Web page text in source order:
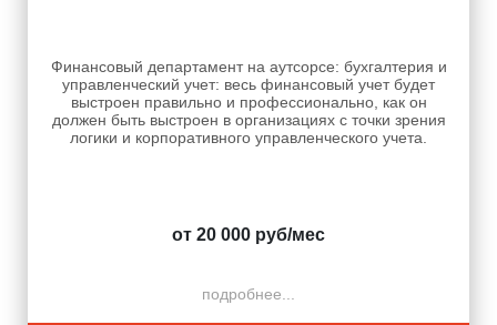
Финансовый департамент на аутсорсе: бухгалтерия и
управленческий учет: весь финансовый учет будет
выстроен правильно и профессионально, как он
должен быть выстроен в организациях с точки зрения
логики и корпоративного управленческого учета.
от 20 000 руб/мес
подробнее...